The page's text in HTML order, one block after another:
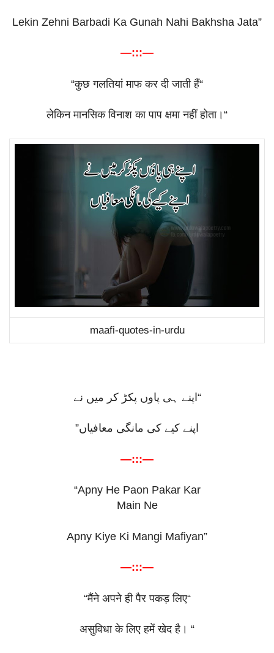
Lekin Zehni Barbadi Ka Gunah Nahi Bakhsha Jata”
—:::—
“कुछ गलतियां माफ कर दी जाती हैं“
लेकिन मानसिक विनाश का पाप क्षमा नहीं होता। “
maafi-quotes-in-urdu
“اپنے ہی پاوں پکڑ کر میں نے
اپنے کیے کی مانگی معافیاں”
—:::—
“Apny He Paon Pakar Kar
Main Ne
Apny Kiye Ki Mangi Mafiyan”
—:::—
“मैंने अपने ही पैर पकड़ लिए“
असुविधा के लिए हमें खेद है। “